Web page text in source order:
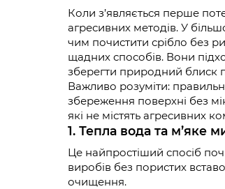
Коли з’являється перше
агресивних методів. У
чим почистити срібло без
щадних способів. Вони
зберегти природний блиск
Важливо розуміти:
збереження поверхні без
які не містять агресивних
1. Тепла вода та м’яке
Це найпростіший спосіб
виробів без пористих
очищення.